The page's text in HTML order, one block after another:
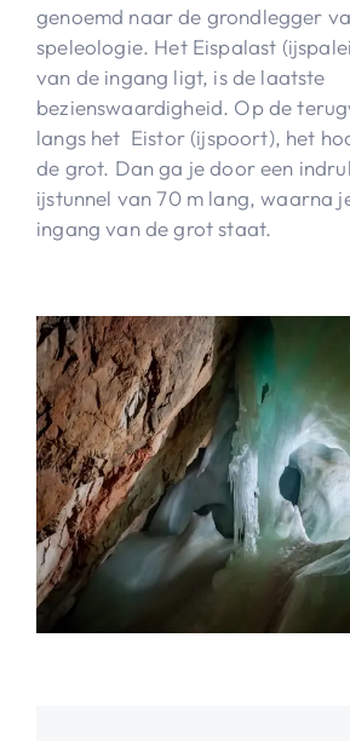
genoemd naar de grondlegger
speleologie. Het Eispalast
van de ingang ligt, is de laatste
bezienswaardigheid. Op de
langs het Eistor (ijspoort), het
de grot. Dan ga je door een
ijstunnel van 70 m lang, waarna
ingang van de grot staat.